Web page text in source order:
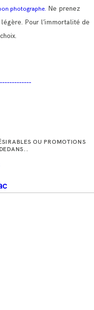
photographe. Ne prenez
Pour l’immortalité de
OU PROMOTIONS